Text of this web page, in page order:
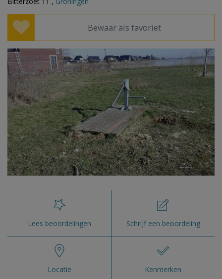
Bewaar als favoriet
Lees beoordelingen Schrijf een beoordeling
Locatie Kenmerken